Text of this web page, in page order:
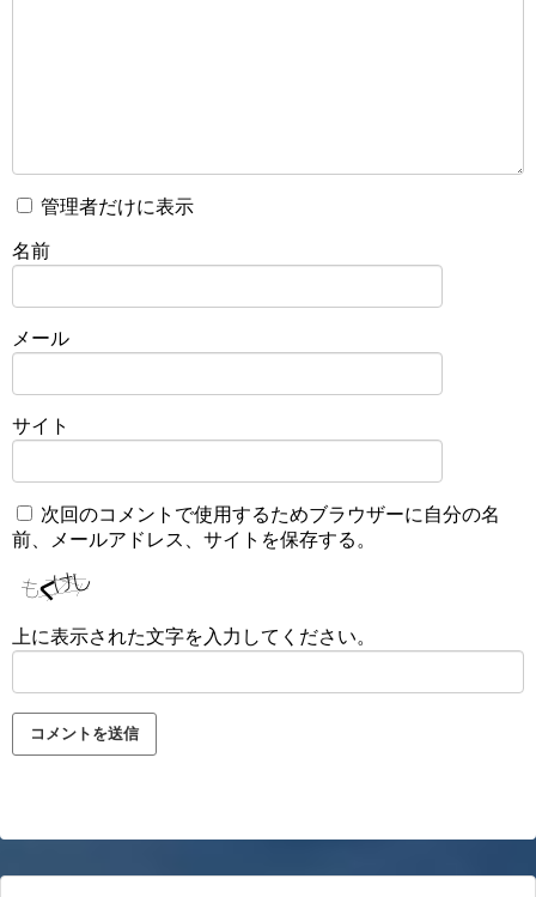
管理者だけに表示
名前
メール
サイト
次回のコメントで使用するためブラウザーに自分の名
前、メールアドレス、サイトを保存する。
上に表示された文字を入力してください。